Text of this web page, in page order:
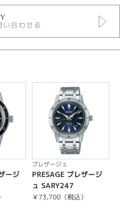
い合わせる
ージ
プレザージュ
PRESAGE プレザージ
ュ SARY247
￥73,700（税込）